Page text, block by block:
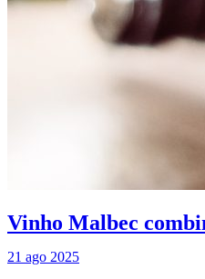
Vinho Malbec
21 ago 2025